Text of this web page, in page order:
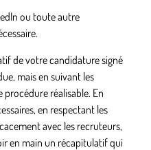
ou toute autre
de votre candidature signé
mais en suivant les
procédure réalisable. En
en respectant les
avec les recruteurs,
en main un récapitulatif qui